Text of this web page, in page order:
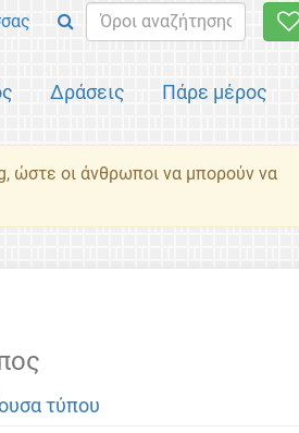
Δράσεις Πάρε μέρος
ώστε οι άνθρωποι να μπορούν να
τύπου